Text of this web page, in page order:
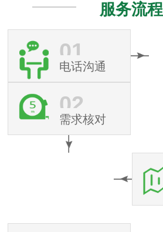
服务流程
01
电话沟通
02
需求核对